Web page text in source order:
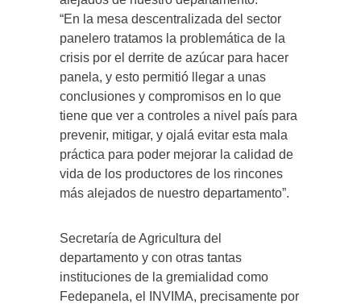
“En la mesa descentralizada del sector
panelero tratamos la problemática de la
crisis por el derrite de azúcar para hacer
panela, y esto permitió llegar a unas
conclusiones y compromisos en lo que
tiene que ver a controles a nivel país para
prevenir, mitigar, y ojalá evitar esta mala
práctica para poder mejorar la calidad de
vida de los productores de los rincones
más alejados de nuestro departamento”.
Secretaría de Agricultura del
departamento y con otras tantas
instituciones de la gremialidad como
Fedepanela, el INVIMA, precisamente por